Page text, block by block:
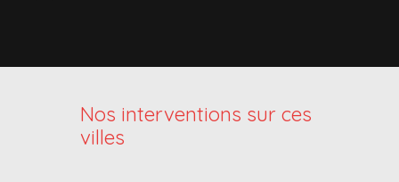
Nos interventions sur ces
villes